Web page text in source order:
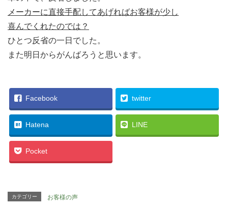
メーカーに直接手配してあげればお客様が少し
喜んでくれたのでは？
ひとつ反省の一日でした。
また明日からがんばろうと思います。
Facebook twitter
Hatena LINE
Pocket
カテゴリー お客様の声